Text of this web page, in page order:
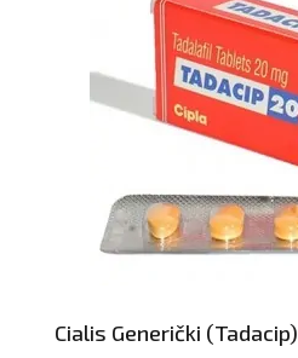
Cialis Generički (Tadacip)